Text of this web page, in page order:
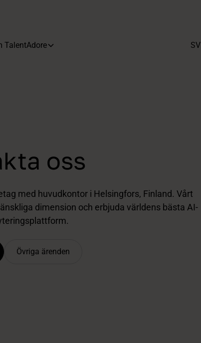
TalentAdore SV
oss
med huvudkontor i Helsingfors, Finland. Vårt
dimension och erbjuda världens bästa AI-
Övriga ärenden